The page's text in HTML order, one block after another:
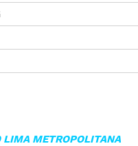
LIMA METROPOLITANA